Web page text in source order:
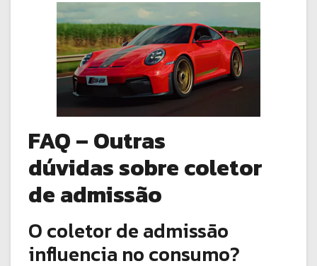
FAQ – Outras
dúvidas sobre coletor
de admissão
O coletor de admissão
influencia no consumo?